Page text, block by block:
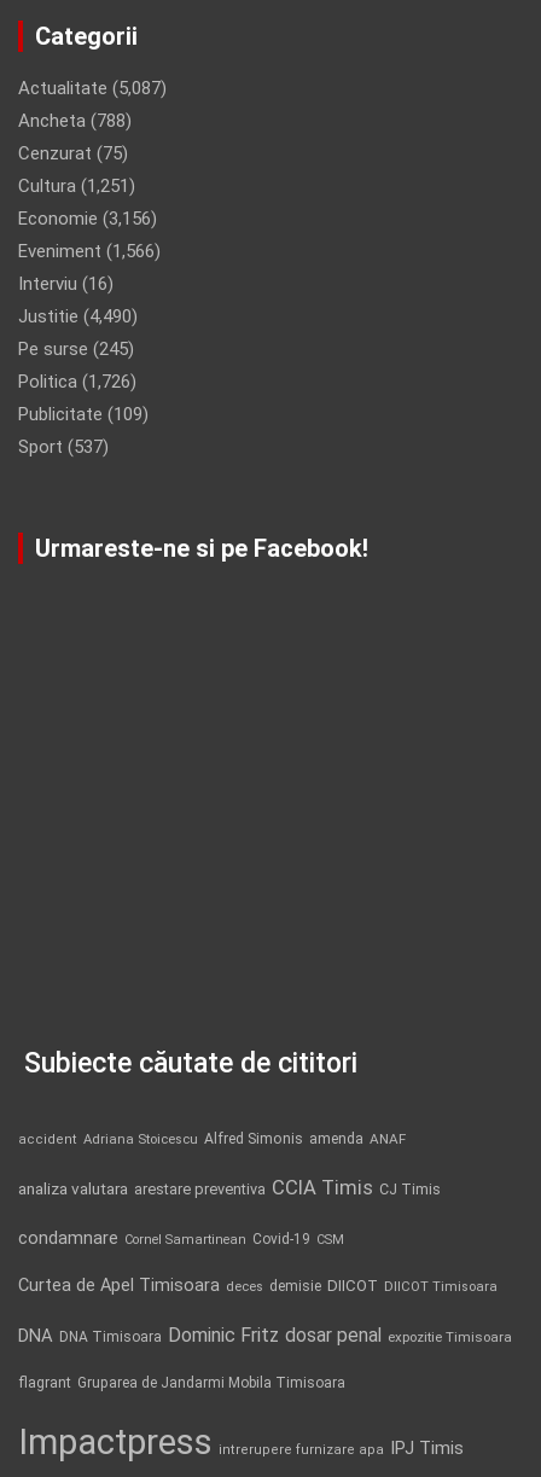
Categorii
Actualitate (5,087)
Ancheta (788)
Cenzurat (75)
Cultura (1,251)
Economie (3,156)
Eveniment (1,566)
Interviu (16)
Justitie (4,490)
Pe surse (245)
Politica (1,726)
Publicitate (109)
Sport (537)
Urmareste-ne si pe Facebook!
Subiecte căutate de cititori
accident Adriana Stoicescu Alfred Simonis amenda ANAF
analiza valutara arestare preventiva CCIA Timis CJ Timis
condamnare Cornel Samartinean Covid-19 CSM
Curtea de Apel Timisoara deces demisie DIICOT DIICOT Timisoara
DNA DNA Timisoara Dominic Fritz dosar penal expozitie Timisoara
flagrant Gruparea de Jandarmi Mobila Timisoara
Impactpress intrerupere furnizare apa IPJ Timis